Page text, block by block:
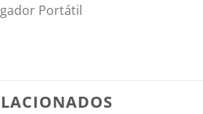
Portátil